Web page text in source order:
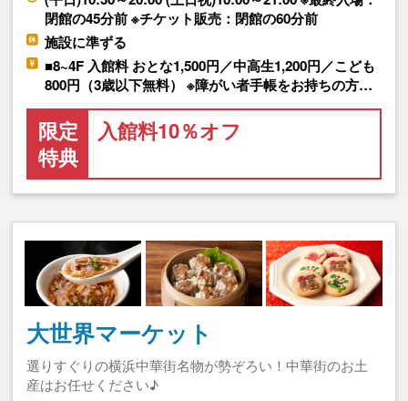
閉館の45分前 ※チケット販売：閉館の60分前
施設に準ずる
■8~4F 入館料 おとな1,500円／中高生1,200円／こども
800円（3歳以下無料） ※障がい者手帳をお持ちの方…
限定
特典
入館料10％オフ
大世界マーケット
選りすぐりの横浜中華街名物が勢ぞろい！中華街のお土
産はお任せください♪